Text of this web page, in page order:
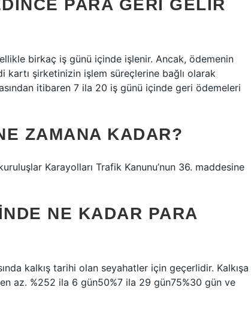
PARA GERI GELIR
birkaç iş günü içinde işlenir. Ancak, ödemenin
kartı şirketinizin işlem süreçlerine bağlı olarak
itibaren 7 ila 20 iş günü içinde geri ödemeleri
ZAMANA KADAR?
Karayolları Trafik Kanunu’nun 36. maddesine
NE KADAR PARA
kalkış tarihi olan seyahatler için geçerlidir. Kalkışa
az. %252 ila 6 gün50%7 ila 29 gün75%30 gün ve